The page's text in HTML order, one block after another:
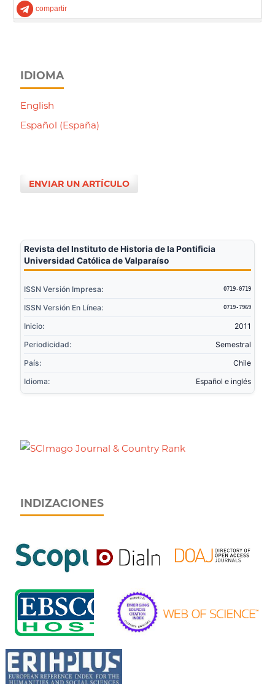
compartir
IDIOMA
English
Español (España)
ENVIAR UN ARTÍCULO
Revista del Instituto de Historia de la Pontificia
Universidad Católica de Valparaíso
ISSN Versión Impresa: 0719-0719
ISSN Versión En Línea: 0719-7969
Inicio:
2011
Periodicidad:
Semestral
País:
Chile
Idioma:
Español e inglés
INDIZACIONES